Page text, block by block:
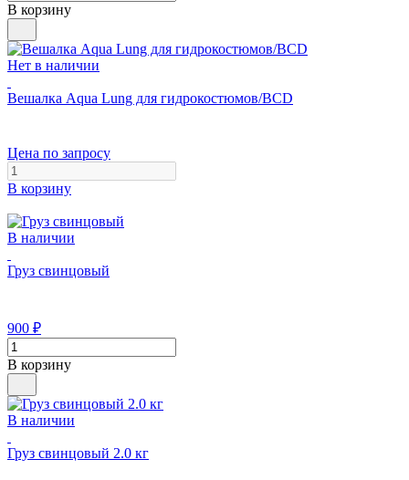
В корзину
Нет в наличии
Вешалка Aqua Lung для гидрокостюмов/BCD
Цена по запросу
В корзину
В наличии
Груз свинцовый
900 ₽
В корзину
В наличии
Груз свинцовый 2.0 кг